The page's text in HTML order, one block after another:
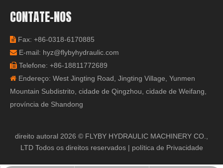
CONTATE-NOS
 Fax: +86-0318-6170885
 E-mail: hyz@flybyhydraulic.com
 Telefone: +86-18811772689
 Endereço: West Jingting Road, Jingting Village, Yunmen
Mountain Subdistrito, cidade de Qingzhou, cidade de Weifang,
província de Shandong
direito autoral 2026 © FLYBY HYDRAULIC MACHINERY CO.,
LTD Todos os direitos reservados | política de Privacidade